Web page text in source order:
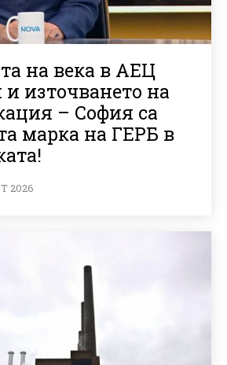
на века в АЕЦ
източването на
– София са
марка на ГЕРБ в
2026